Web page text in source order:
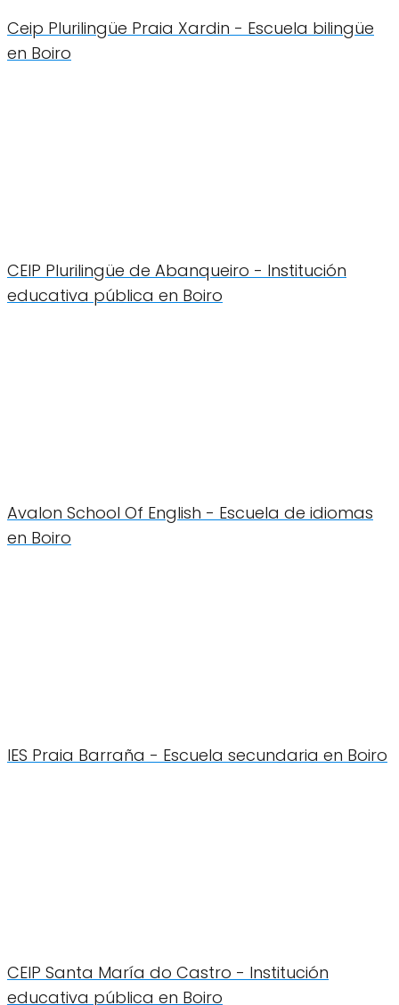
Ceip Plurilingüe Praia Xardin - Escuela bilingüe
en Boiro
CEIP Plurilingüe de Abanqueiro - Institución
educativa pública en Boiro
Avalon School Of English - Escuela de idiomas
en Boiro
IES Praia Barraña - Escuela secundaria en Boiro
CEIP Santa María do Castro - Institución
educativa pública en Boiro